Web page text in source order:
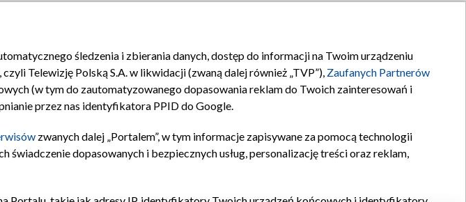
zgody Pomoc Biuro reklamy Kontakt
śledzenia i zbierania danych, dostęp do informacji na Twoim urządzeniu
Telewizję Polską S.A. w likwidacji (zwaną dalej również „TVP”), Zaufanych Partnerów
(w tym do zautomatyzowanego dopasowania reklam do Twoich zainteresowań i
przez nas identyfikatora PPID do Google.
zwanych dalej „Portalem”, w tym informacje zapisywane za pomocą technologii
dopasowanych i bezpiecznych usług, personalizację treści oraz reklam,